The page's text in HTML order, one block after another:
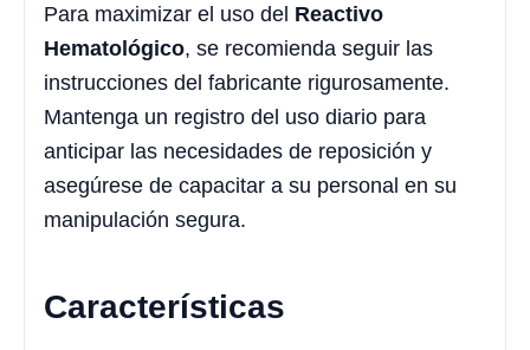
Para maximizar el uso del Reactivo
Hematológico, se recomienda seguir las
instrucciones del fabricante rigurosamente.
Mantenga un registro del uso diario para
anticipar las necesidades de reposición y
asegúrese de capacitar a su personal en su
manipulación segura.
Características